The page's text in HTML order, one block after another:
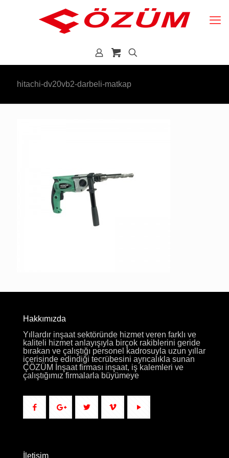
hitachi-dv20vb2-darbeli-matkap
Hakkımızda
Yıllardır inşaat sektöründe hizmet veren farklı ve
kaliteli hizmet anlayışıyla birçok rakiblerini geride
bırakan ve çalıştığı personel kadrosuyla uzun yıllar
içerisinde edindiği tecrübesini ayrıcalıkla sunan
ÇÖZÜM İnşaat firması inşaat, iş kalemleri ve
çalıştığımız firmalarla büyümeye
İletişim